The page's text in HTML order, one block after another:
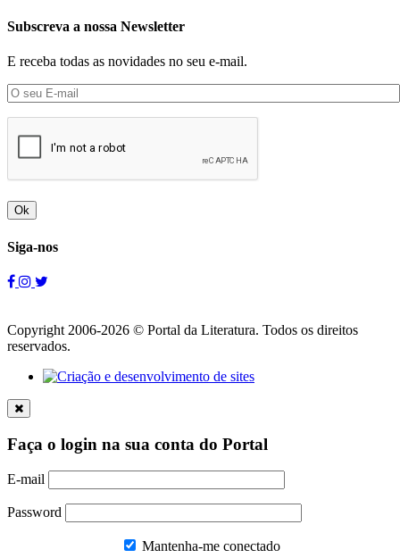
Subscreva a nossa Newsletter
E receba todas as novidades no seu e-mail.
Ok
Siga-nos
Copyright 2006-2026 © Portal da Literatura. Todos os direitos
reservados.
Faça o login na sua conta do Portal
E-mail
Password
Mantenha-me conectado